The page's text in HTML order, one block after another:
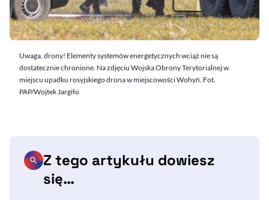
Uwaga, drony! Elementy systemów energetycznych wciąż nie są
dostatecznie chronione. Na zdjęciu Wojska Obrony Terytorialnej w
miejscu upadku rosyjskiego drona w miejscowości Wohyń. Fot.
PAP/Wojtek Jargiło
Z tego artykułu dowiesz
się…